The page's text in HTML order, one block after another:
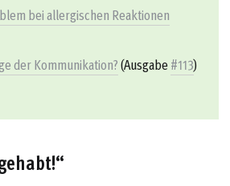
bei allergischen Reaktionen
der Kommunikation?(Ausgabe#113)